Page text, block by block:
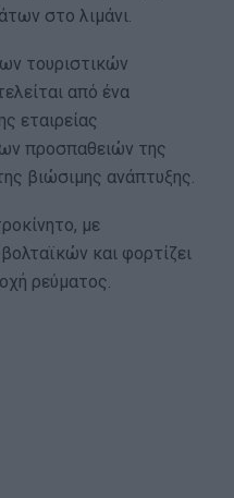
στο λιμάνι.
τουριστικών
από ένα
εταιρείας
προσπαθειών της
βιώσιμης ανάπτυξης.
με
και φορτίζει
ρεύματος.